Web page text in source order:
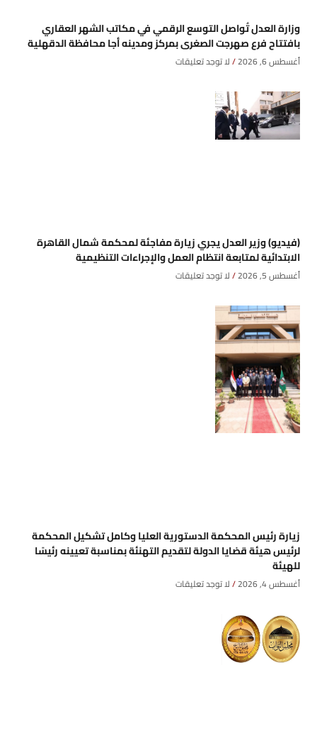
وزارة العدل تُواصل التوسع الرقمي في مكاتب الشهر العقاري
بافتتاح فرع صهرجت الصغرى بمركز ومدينه أجا محافظة الدقهلية
أغسطس 6, 2026 لا توجد تعليقات
(فيديو) وزير العدل يجري زيارة مفاجئة لمحكمة شمال القاهرة
الابتدائية لمتابعة انتظام العمل والإجراءات التنظيمية
أغسطس 5, 2026 لا توجد تعليقات
زيارة رئيس المحكمة الدستورية العليا وكامل تشكيل المحكمة
لرئيس هيئة قضايا الدولة لتقديم التهنئة بمناسبة تعيينه رئيسًا
للهيئة
أغسطس 4, 2026 لا توجد تعليقات